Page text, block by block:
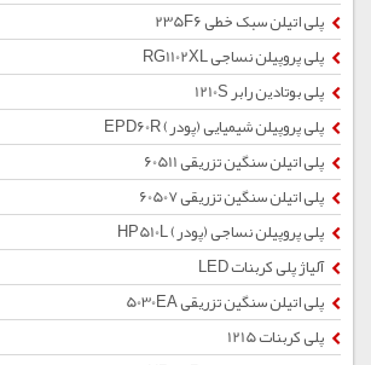
پلی اتیلن سبک خطی 235F6
پلی پروپیلن نساجی RG1102XL
پلی بوتادین رابر 1210S
پلی پروپیلن شیمیایی (پودر) EPD60R
پلی اتیلن سنگین تزریقی 60511
پلی اتیلن سنگین تزریقی 60507
پلی پروپیلن نساجی (پودر) HP510L
آلیاژ پلی کربنات LED
پلی اتیلن سنگین تزریقی 5030EA
پلی کربنات 1215